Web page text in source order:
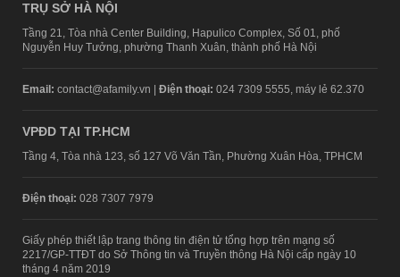
TRỤ SỞ HÀ NỘI
Tầng 21, Tòa nhà Center Building, Hapulico Complex, Số 01, phố
Nguyễn Huy Tưởng, phường Thanh Xuân, thành phố Hà Nội
Email: contact@afamily.vn | Điện thoại: 024 7309 5555, máy lẻ 62.370
VPĐD TẠI TP.HCM
Tầng 4, Tòa nhà 123, số 127 Võ Văn Tần, Phường Xuân Hòa, TPHCM
Điện thoại: 028 7307 7979
Giấy phép thiết lập trang thông tin điện tử tổng hợp trên mạng số
2217/GP-TTĐT do Sở Thông tin và Truyền thông Hà Nội cấp ngày 10
tháng 4 năm 2019